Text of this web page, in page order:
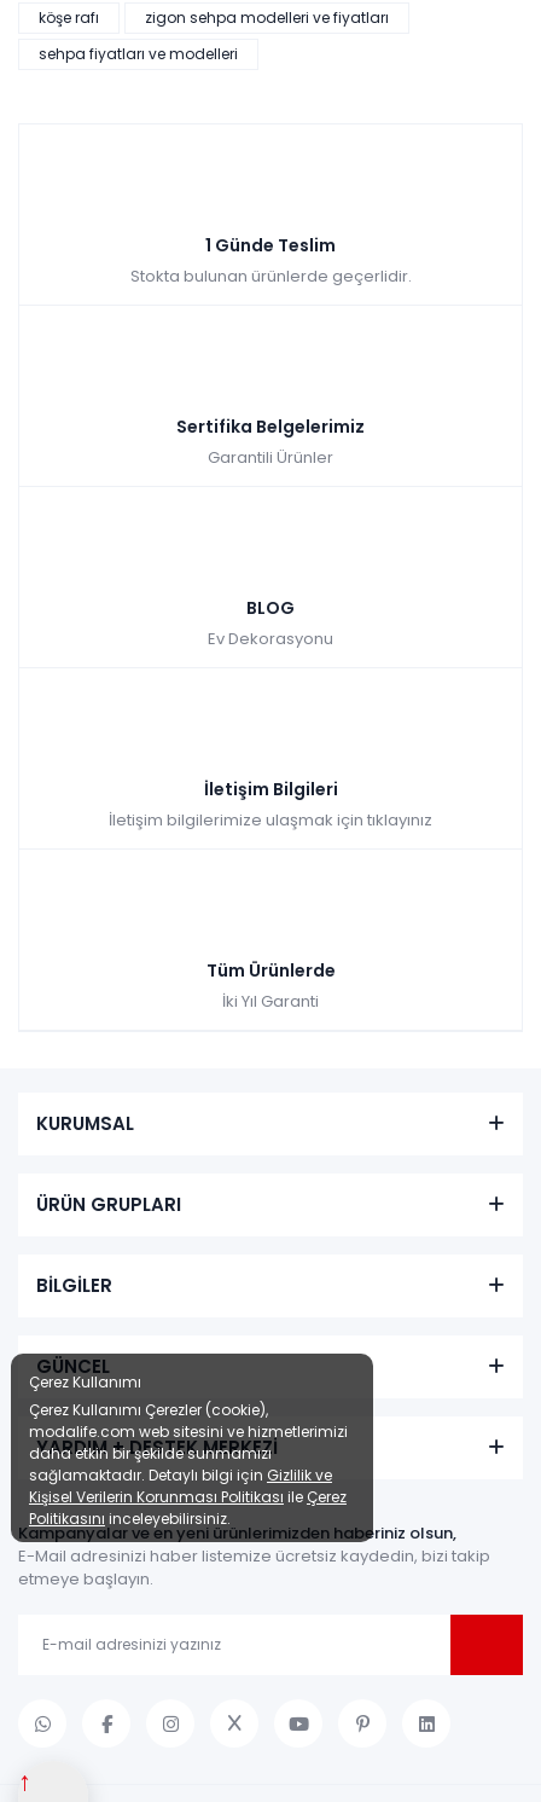
Pratik Çok Amaçlı Dolap - Beyaz
₺2.490,00
köşe rafı
zigon sehpa modelleri ve fiyatları
sehpa fiyatları ve modelleri
↑
1 Günde Teslim
Stokta bulunan ürünlerde geçerlidir.
Sertifika Belgelerimiz
Garantili Ürünler
BLOG
Ev Dekorasyonu
İletişim Bilgileri
İletişim bilgilerimize ulaşmak için tıklayınız
Tüm Ürünlerde
İki Yıl Garanti
KURUMSAL
ÜRÜN GRUPLARI
BİLGİLER
GÜNCEL
YARDIM + DESTEK MERKEZİ
Kampanyalar ve en yeni ürünlerimizden haberiniz olsun,
E-Mail adresinizi haber listemize ücretsiz kaydedin, bizi takip
etmeye başlayın.
Çerez Kullanımı
Çerez Kullanımı Çerezler (cookie),
modalife.com web sitesini ve hizmetlerimizi
daha etkin bir şekilde sunmamızı
sağlamaktadır. Detaylı bilgi için Gizlilik ve
Kişisel Verilerin Korunması Politikası ile Çerez
Politikasını inceleyebilirsiniz.